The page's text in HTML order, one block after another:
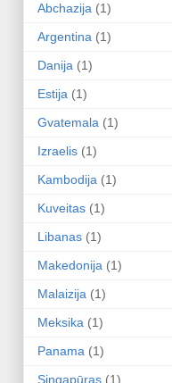
Abchazija (1)
Argentina (1)
Danija (1)
Estija (1)
Gvatemala (1)
Izraelis (1)
Kambodija (1)
Kuveitas (1)
Libanas (1)
Makedonija (1)
Malaizija (1)
Meksika (1)
Panama (1)
Singapūras (1)